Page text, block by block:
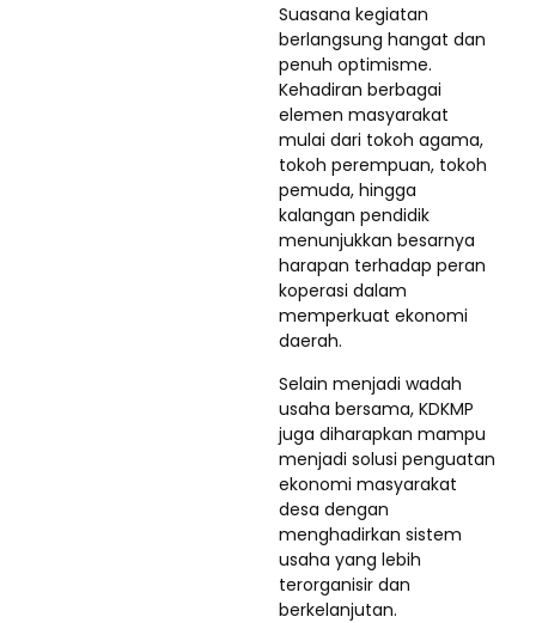
Suasana kegiatan
berlangsung hangat dan
penuh optimisme.
Kehadiran berbagai
elemen masyarakat
mulai dari tokoh agama,
tokoh perempuan, tokoh
pemuda, hingga
kalangan pendidik
menunjukkan besarnya
harapan terhadap peran
koperasi dalam
memperkuat ekonomi
daerah.
Selain menjadi wadah
usaha bersama, KDKMP
juga diharapkan mampu
menjadi solusi penguatan
ekonomi masyarakat
desa dengan
menghadirkan sistem
usaha yang lebih
terorganisir dan
berkelanjutan.